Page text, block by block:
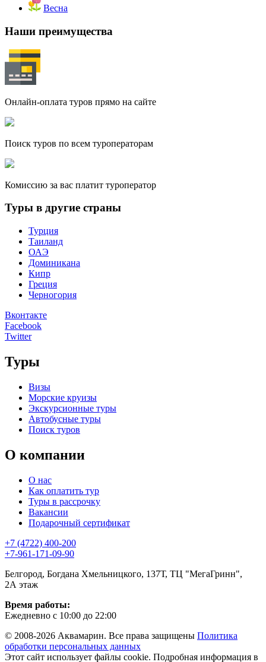
Весна
Наши преимущества
Онлайн-оплата туров прямо на сайте
Поиск туров по всем туроператорам
Комиссию за вас платит туроператор
Туры в другие страны
Турция
Таиланд
ОАЭ
Доминикана
Кипр
Греция
Черногория
Вконтакте
Facebook
Twitter
Туры
Визы
Морские круизы
Экскурсионные туры
Автобусные туры
Поиск туров
О компании
О нас
Как оплатить тур
Туры в рассрочку
Вакансии
Подарочный сертификат
+7 (4722) 400-200
+7-961-171-09-90
Белгород, Богдана Хмельницкого, 137Т, ТЦ "МегаГринн",
2А этаж
Время работы:
Ежедневно с 10:00 до 22:00
© 2008-2026 Аквамарин. Все права защищены Политика
обработки персональных данных
Этот сайт использует файлы cookie. Подробная информация в